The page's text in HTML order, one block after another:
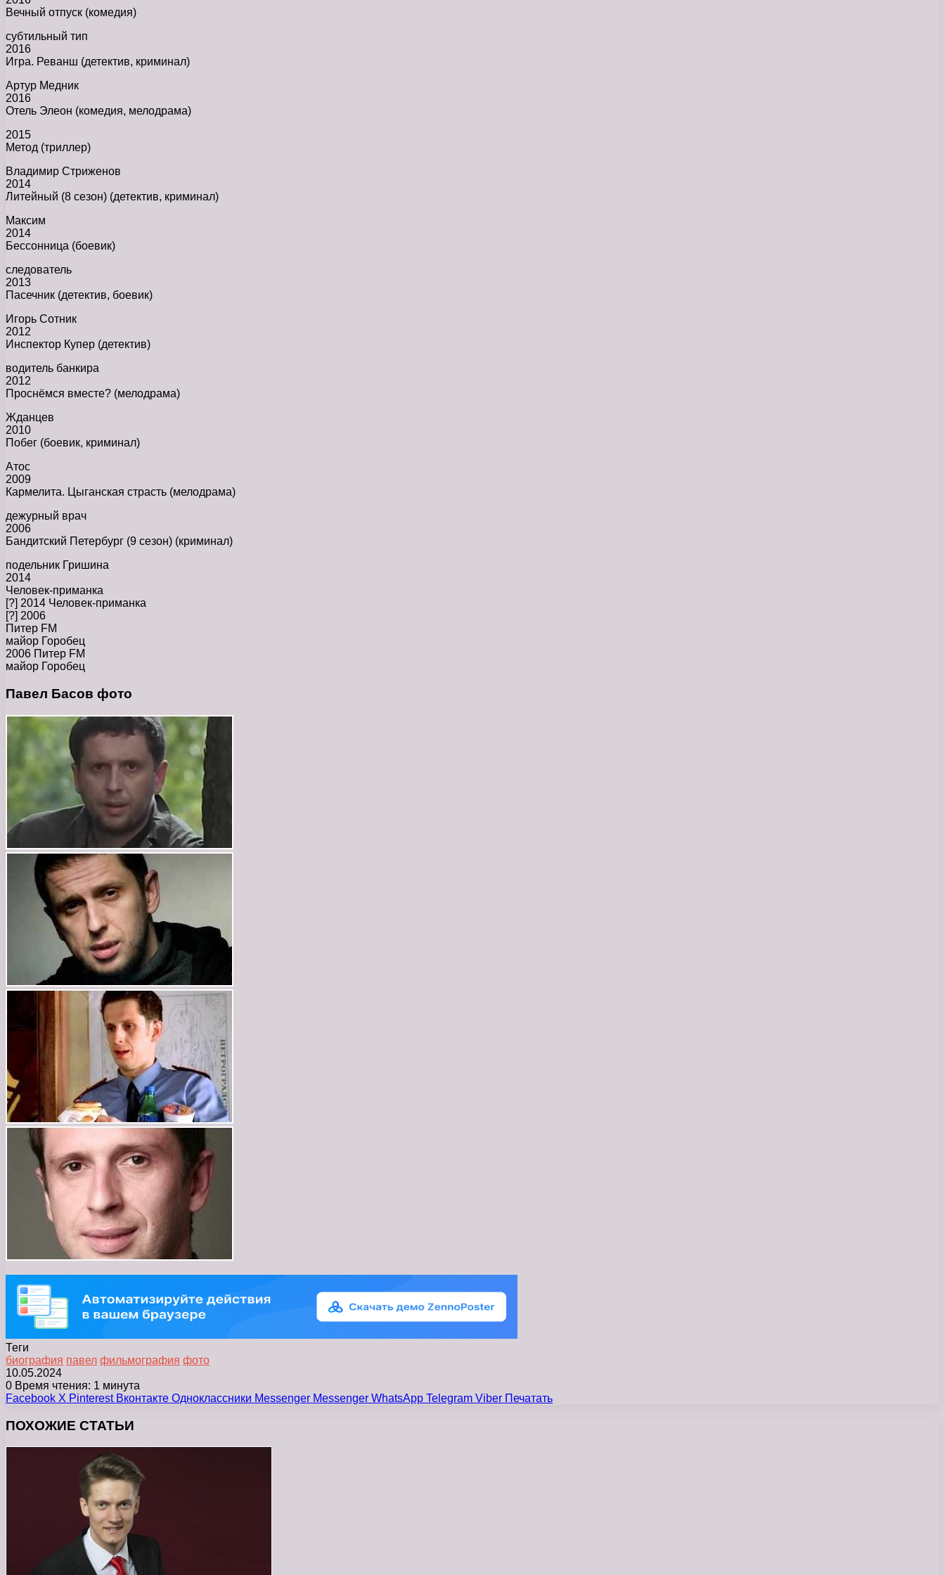
Вечный отпуск (комедия)
субтильный тип
2016
Игра. Реванш (детектив, криминал)
Артур Медник
2016
Отель Элеон (комедия, мелодрама)
2015
Метод (триллер)
Владимир Стриженов
2014
Литейный (8 сезон) (детектив, криминал)
Максим
2014
Бессонница (боевик)
следователь
2013
Пасечник (детектив, боевик)
Игорь Сотник
2012
Инспектор Купер (детектив)
водитель банкира
2012
Проснёмся вместе? (мелодрама)
Жданцев
2010
Побег (боевик, криминал)
Атос
2009
Кармелита. Цыганская страсть (мелодрама)
дежурный врач
2006
Бандитский Петербург (9 сезон) (криминал)
подельник Гришина
2014
Человек-приманка
[?] 2014 Человек-приманка
[?] 2006
Питер FM
майор Горобец
2006 Питер FM
майор Горобец
Павел Басов фото
Теги
биография павел фильмография фото
10.05.2024
0 Время чтения: 1 минута
Facebook X Pinterest Вконтакте Одноклассники Messenger Messenger WhatsApp Telegram Viber Печатать
ПОХОЖИЕ СТАТЬИ